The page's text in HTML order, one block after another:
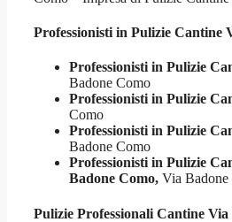
Professionisti in Pulizie Cantine
Professionisti in Pulizie
Badone Como
Professionisti in Pulizie
Como
Professionisti in Pulizie
Badone Como
Professionisti in Pulizie
Badone Como, Via Badone
Pulizie Professionali Cantine Via